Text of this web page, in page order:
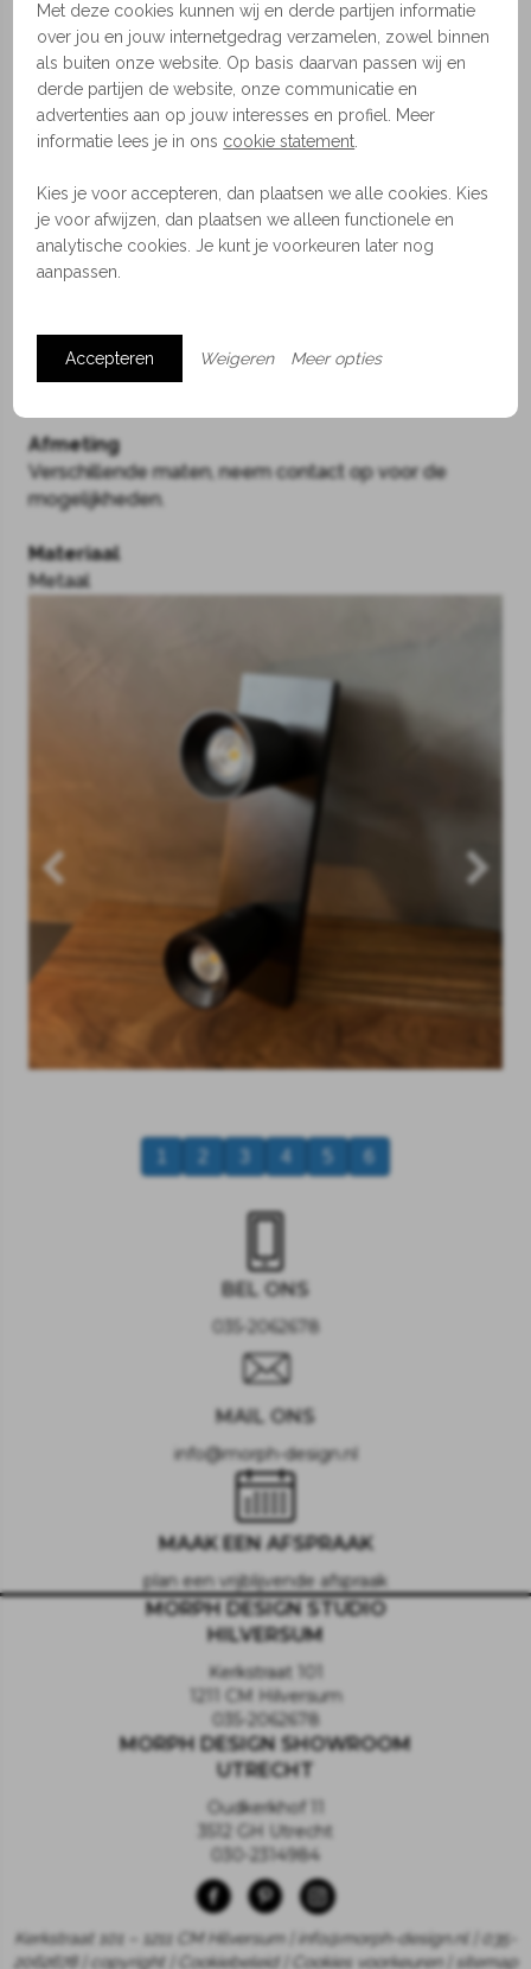
Standaard: arm van 29 cm (kap van ø15 cm)
Meer opties beschikbaar, neem contact op voor de
mogelijkheden.
Materiaal
Beschikbaar in 10 kleuren.
Spots
Morph Design heeft een bescheiden aanbod spots
die zowel aan het plafond als aan de muur bevestigd
subtiele manier mooi belichten. Je bent van harte
welkom om de spots te komen bekijken in onze
showroom in Hilversum!
Afmeting
Verschillende maten, neem contact op voor de
mogelijkheden.
Materiaal
Metaal
4 6
BEL ONS
035-2062678
MAIL ONS
info@morph-design.nl
MAAK EEN AFSPRAAK
plan een vrijblijvende afspraak
MORPH DESIGN STUDIO
HILVERSUM
Kerkstraat 101
1211 CM Hilversum
035-2062678
MORPH DESIGN SHOWROOM
UTRECHT
Oudkerkhof 11
3512 GH Utrecht
030-2314984
Kerkstraat 101 – 1211 CM Hilversum | info@morph-design.nl | 035-
2062678 | copyright |
Cookiebeleid Cookies voorkeuren sitemap
Met deze cookies kunnen wij en derde partijen informatie
over jou en jouw internetgedrag verzamelen, zowel binnen
als buiten onze website. Op basis daarvan passen wij en
derde partijen de website, onze communicatie en
advertenties aan op jouw interesses en profiel. Meer
informatie lees je in ons cookie statement
Kies je voor accepteren, dan plaatsen we alle cookies. Kies
je voor afwijzen, dan plaatsen we alleen functionele en
analytische cookies. Je kunt je voorkeuren later nog
aanpassen.
Accepteren Weigeren Meer opties